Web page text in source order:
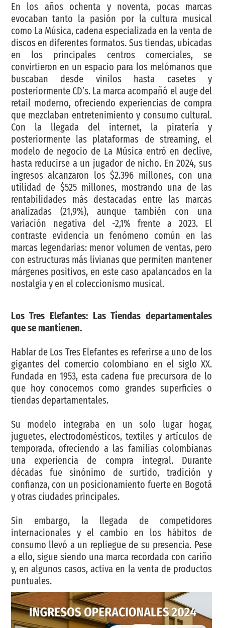
En los años ochenta y noventa, pocas marcas
evocaban tanto la pasión por la cultura musical
como La Música, cadena especializada en la venta de
discos en diferentes formatos. Sus tiendas, ubicadas
en los principales centros comerciales, se
convirtieron en un espacio para los melómanos que
buscaban desde vinilos hasta casetes y
posteriormente CD’s. La marca acompañó el auge del
retail moderno, ofreciendo experiencias de compra
que mezclaban entretenimiento y consumo cultural.
Con la llegada del internet, la piratería y
posteriormente las plataformas de streaming, el
modelo de negocio de La Música entró en declive,
hasta reducirse a un jugador de nicho. En 2024, sus
ingresos alcanzaron los $2.396 millones, con una
utilidad de $525 millones, mostrando una de las
rentabilidades más destacadas entre las marcas
analizadas (21,9%), aunque también con una
variación negativa del -2,1% frente a 2023. El
contraste evidencia un fenómeno común en las
marcas legendarias: menor volumen de ventas, pero
con estructuras más livianas que permiten mantener
márgenes positivos, en este caso apalancados en la
nostalgia y en el coleccionismo musical.
Los Tres Elefantes: Las Tiendas departamentales
que se mantienen.
Hablar de Los Tres Elefantes es referirse a uno de los
gigantes del comercio colombiano en el siglo XX.
Fundada en 1953, esta cadena fue precursora de lo
que hoy conocemos como grandes superficies o
tiendas departamentales.
Su modelo integraba en un solo lugar hogar,
juguetes, electrodomésticos, textiles y artículos de
temporada, ofreciendo a las familias colombianas
una experiencia de compra integral. Durante
décadas fue sinónimo de surtido, tradición y
confianza, con un posicionamiento fuerte en Bogotá
y otras ciudades principales.
Sin embargo, la llegada de competidores
internacionales y el cambio en los hábitos de
consumo llevó a un repliegue de su presencia. Pese
a ello, sigue siendo una marca recordada con cariño
y, en algunos casos, activa en la venta de productos
puntuales.